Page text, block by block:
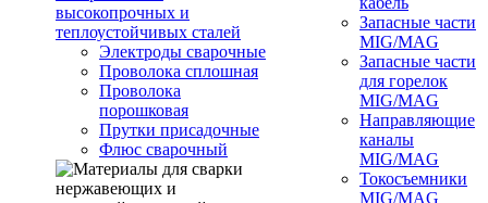
высокопрочных и
теплоустойчивых сталей
Электроды сварочные
Проволока сплошная
Проволока
порошковая
Прутки присадочные
Флюс сварочный
Запасные части
MIG/MAG
Запасные части
для горелок
MIG/MAG
Направляющие
каналы
MIG/MAG
Токосъемники
MIG/MAG